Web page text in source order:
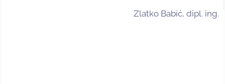
Zlatko Babić, dipl. ing.